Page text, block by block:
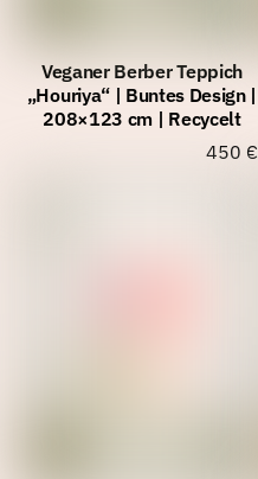
Veganer Berber Teppich
„Houriya“ | Buntes Design |
208×123 cm | Recycelt
450 €